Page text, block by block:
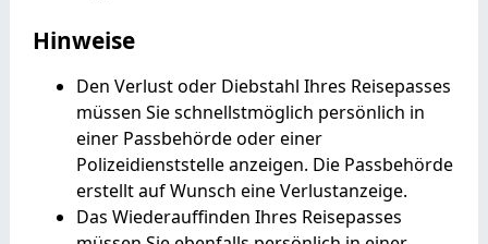
Hinweise
Den Verlust oder Diebstahl Ihres Reisepasses
müssen Sie schnellstmöglich persönlich in
einer Passbehörde oder einer
Polizeidienststelle anzeigen. Die Passbehörde
erstellt auf Wunsch eine Verlustanzeige.
Das Wiederauffinden Ihres Reisepasses